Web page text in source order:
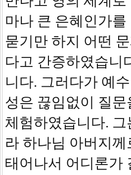
마나 큰 은혜인가
묻기만 하지 어떤
다고 간증하였습니
니다. 그러다가 예
성은 끊임없이 질
체험하였습니다.
라 하나님 아버지
태어나서 어디론가